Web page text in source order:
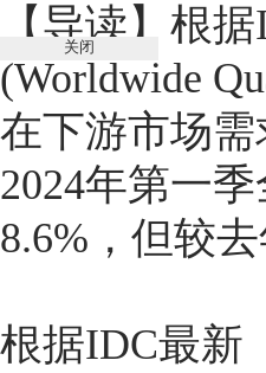
【导读】 根据
(Worldwide
在下游市场
2024年第一
8.6%，但较
根据IDC最新
关闭